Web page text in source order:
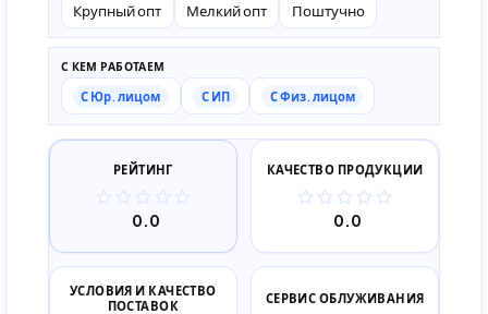
Крупный опт Мелкий опт Поштучно
С КЕМ РАБОТАЕМ
С Юр. лицом С ИП С Физ. лицом
РЕЙТИНГ
0.0
КАЧЕСТВО ПРОДУКЦИИ
0.0
УСЛОВИЯ И КАЧЕСТВО
ПОСТАВОК
СЕРВИС ОБЛУЖИВАНИЯ